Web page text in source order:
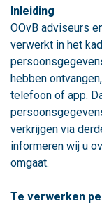
Inleiding
OOvB adviseurs
verwerkt in het
hebben
telefoon of app.
verkrijgen via
informeren wij u
omgaat.
Te verwerken